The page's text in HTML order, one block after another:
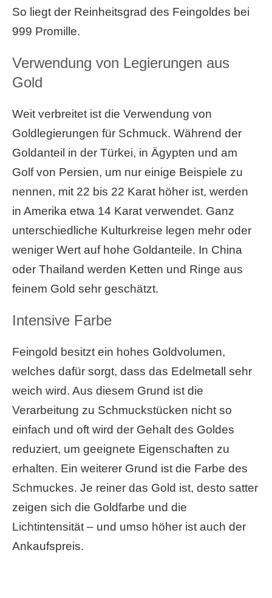
So liegt der Reinheitsgrad des Feingoldes bei
999 Promille.
Verwendung von Legierungen aus
Gold
Weit verbreitet ist die Verwendung von
Goldlegierungen für Schmuck. Während der
Goldanteil in der Türkei, in Ägypten und am
Golf von Persien, um nur einige Beispiele zu
nennen, mit 22 bis 22 Karat höher ist, werden
in Amerika etwa 14 Karat verwendet. Ganz
unterschiedliche Kulturkreise legen mehr oder
weniger Wert auf hohe Goldanteile. In China
oder Thailand werden Ketten und Ringe aus
feinem Gold sehr geschätzt.
Intensive Farbe
Feingold besitzt ein hohes Goldvolumen,
welches dafür sorgt, dass das Edelmetall sehr
weich wird. Aus diesem Grund ist die
Verarbeitung zu Schmuckstücken nicht so
einfach und oft wird der Gehalt des Goldes
reduziert, um geeignete Eigenschaften zu
erhalten. Ein weiterer Grund ist die Farbe des
Schmuckes. Je reiner das Gold ist, desto satter
zeigen sich die Goldfarbe und die
Lichtintensität – und umso höher ist auch der
Ankaufspreis.